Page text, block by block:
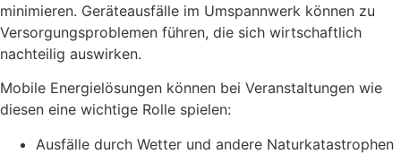
minimieren. Geräteausfälle im Umspannwerk können zu
Versorgungsproblemen führen, die sich wirtschaftlich
nachteilig auswirken.
Mobile Energielösungen können bei Veranstaltungen wie
diesen eine wichtige Rolle spielen:
Ausfälle durch Wetter und andere Naturkatastrophen